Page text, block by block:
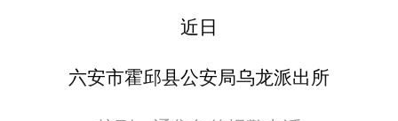
近日
六安市霍邱县公安局乌龙派出所